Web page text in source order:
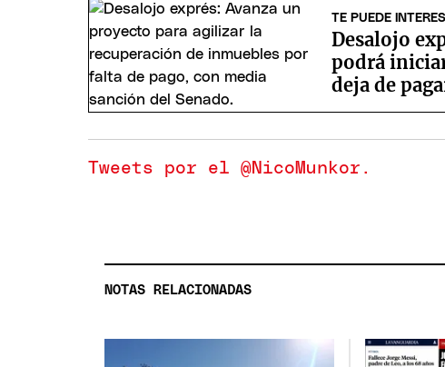
TE PUEDE
Desalojo
podrá
deja de
Tweets por el @NicoMunkor.
NOTAS RELACIONADAS